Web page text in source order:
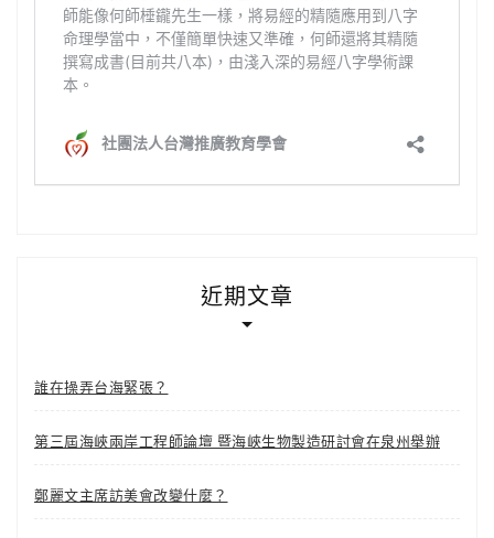
近期文章
誰在操弄台海緊張？
第三屆海峽兩岸工程師論壇 暨海峽生物製造研討會在泉州舉辦
鄭麗文主席訪美會改變什麼？